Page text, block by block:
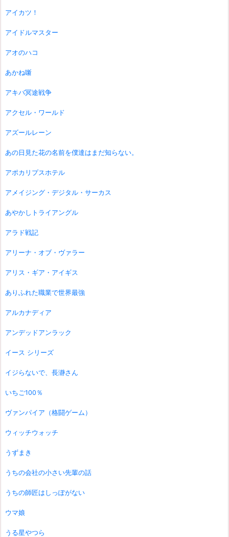
アイカツ！
アイドルマスター
アオのハコ
あかね噺
アキバ冥途戦争
アクセル・ワールド
アズールレーン
あの日見た花の名前を僕達はまだ知らない。
アポカリプスホテル
アメイジング・デジタル・サーカス
あやかしトライアングル
アラド戦記
アリーナ・オブ・ヴァラー
アリス・ギア・アイギス
ありふれた職業で世界最強
アルカナディア
アンデッドアンラック
イース シリーズ
イジらないで、長瀞さん
いちご100％
ヴァンパイア（格闘ゲーム）
ウィッチウォッチ
うずまき
うちの会社の小さい先輩の話
うちの師匠はしっぽがない
ウマ娘
うる星やつら